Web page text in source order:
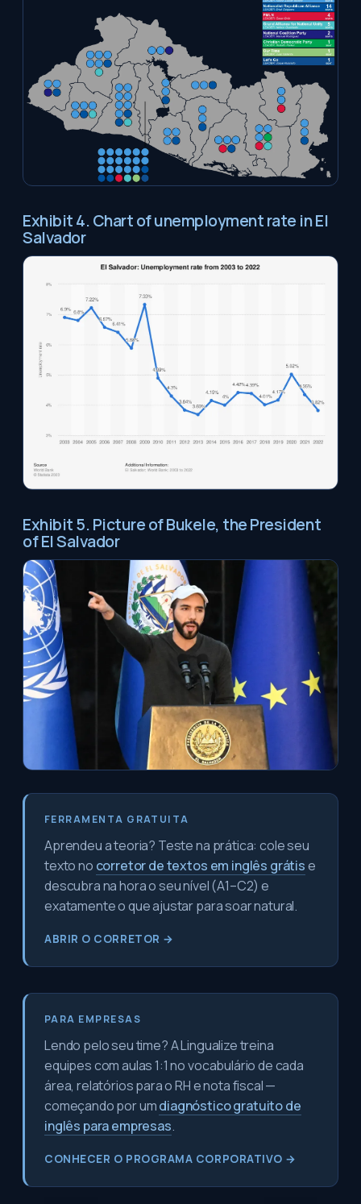
Exhibit 4. Chart of unemployment rate in El
Salvador
Exhibit 5. Picture of Bukele, the President
of El Salvador
FERRAMENTA GRATUITA
Aprendeu a teoria? Teste na prática: cole seu
texto no corretor de textos em inglês grátise
descubra na hora o seu nível (A1–C2) e
exatamente o que ajustar para soar natural.
ABRIR O CORRETOR →
PARA EMPRESAS
Lendo pelo seu time? A Lingualize treina
equipes com aulas 1:1 no vocabulário de cada
área, relatórios para o RH e nota fiscal —
começando por umdiagnóstico gratuito de
inglês para empresas.
CONHECER O PROGRAMA CORPORATIVO →